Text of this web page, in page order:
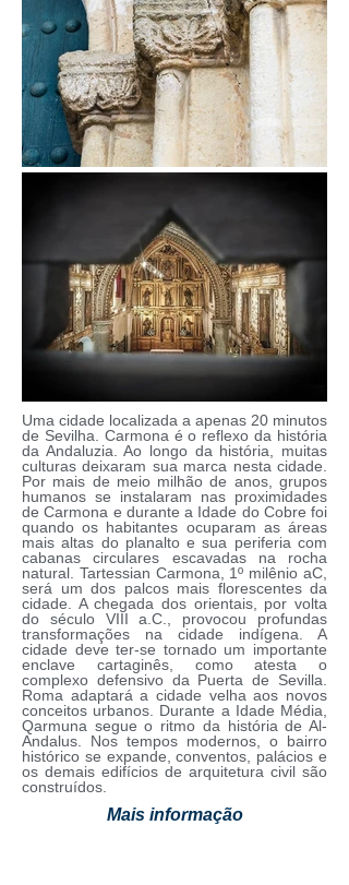
Uma cidade localizada a apenas 20 minutos
de Sevilha. Carmona é o reflexo da história
da Andaluzia. Ao longo da história, muitas
culturas deixaram sua marca nesta cidade.
Por mais de meio milhão de anos, grupos
humanos se instalaram nas proximidades
de Carmona e durante a Idade do Cobre foi
quando os habitantes ocuparam as áreas
mais altas do planalto e sua periferia com
cabanas circulares escavadas na rocha
natural. Tartessian Carmona, 1º milênio aC,
será um dos palcos mais florescentes da
cidade. A chegada dos orientais, por volta
do século VIII a.C., provocou profundas
transformações na cidade indígena. A
cidade deve ter-se tornado um importante
enclave cartaginês, como atesta o
complexo defensivo da Puerta de Sevilla.
Roma adaptará a cidade velha aos novos
conceitos urbanos. Durante a Idade Média,
Qarmuna segue o ritmo da história de Al-
Andalus. Nos tempos modernos, o bairro
histórico se expande, conventos, palácios e
os demais edifícios de arquitetura civil são
construídos.
Mais informação